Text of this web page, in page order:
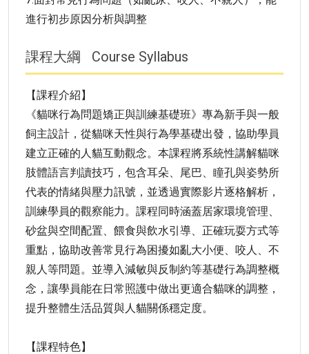
進行初步原因分析與調整
課程大綱 Course Syllabus
【課程介紹】
《貓咪行為問題矯正與訓練基礎班》專為新手與一般
飼主設計，從貓咪天性與行為學基礎出發，協助學員
建立正確的人貓互動觀念。本課程將系統性講解貓咪
肢體語言判讀技巧，包含耳朵、尾巴、瞳孔與姿勢所
代表的情緒與壓力訊號，並透過實際影片逐格解析，
訓練學員的觀察能力。課程同時涵蓋居家環境管理、
砂盆與空間配置、餵食與飲水引導、正確玩耍方式等
重點，協助改善常見行為困擾如亂大小便、咬人、不
親人等問題。並導入減敏與反制約等基礎行為調整概
念，讓學員能在日常照護中做出更適合貓咪的調整，
提升整體生活品質與人貓關係穩定度。
【課程特色】